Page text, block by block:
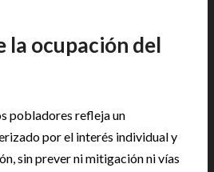
la ocupación del
pobladores refleja un
por el interés individual y
sin prever ni mitigación ni vías